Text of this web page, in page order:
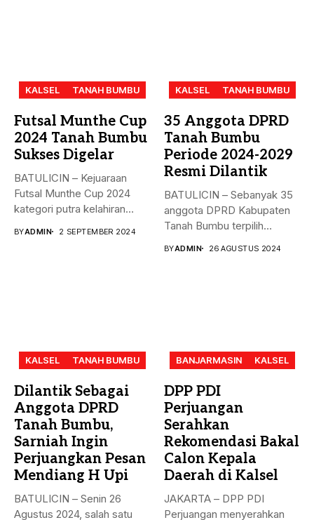
KALSEL TANAH BUMBU
Futsal Munthe Cup
2024 Tanah Bumbu
Sukses Digelar
BATULICIN – Kejuaraan
Futsal Munthe Cup 2024
kategori putra kelahiran
BYADMIN 2 SEPTEMBER 2024
KALSEL TANAH BUMBU
35 Anggota DPRD
Tanah Bumbu
Periode 2024-2029
Resmi Dilantik
BATULICIN – Sebanyak 35
anggota DPRD Kabupaten
Tanah Bumbu terpilih
BYADMIN 26 AGUSTUS 2024
KALSEL TANAH BUMBU
Dilantik Sebagai
Anggota DPRD
Tanah Bumbu,
Sarniah Ingin
Perjuangkan Pesan
Mendiang H Upi
BATULICIN – Senin 26
Agustus 2024, salah satu
BANJARMASIN KALSEL
DPP PDI
Perjuangan
Serahkan
Rekomendasi Bakal
Calon Kepala
Daerah di Kalsel
JAKARTA – DPP PDI
Perjuangan menyerahkan